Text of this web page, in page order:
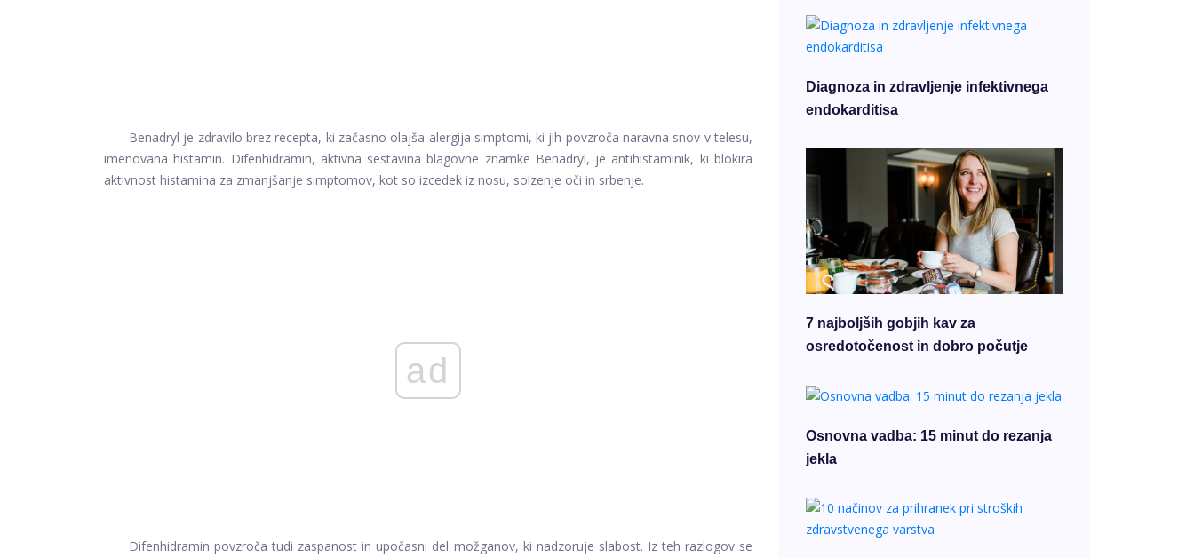
Benadryl je zdravilo brez recepta, ki začasno olajša alergija simptomi, ki jih povzroča naravna snov v telesu,
imenovana histamin. Difenhidramin, aktivna sestavina blagovne znamke Benadryl, je antihistaminik, ki blokira
aktivnost histamina za zmanjšanje simptomov, kot so izcedek iz nosu, solzenje oči in srbenje.
ad
Difenhidramin povzroča tudi zaspanost in upočasni del možganov, ki nadzoruje slabost. Iz teh razlogov se
Diagnoza in zdravljenje infektivnega
endokarditisa
7 najboljših gobjih kav za
osredotočenost in dobro počutje
Osnovna vadba: 15 minut do rezanja
jekla